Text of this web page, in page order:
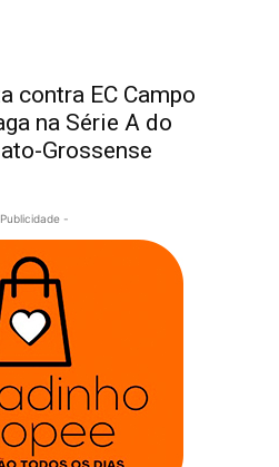
contra EC Campo
na Série A do
Grossense
-